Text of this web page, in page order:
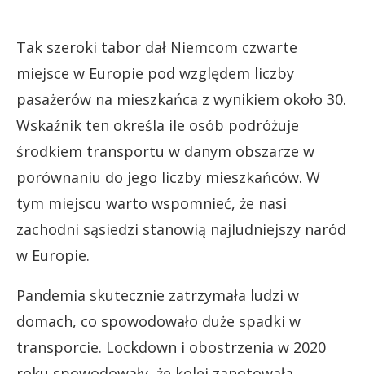
Tak szeroki tabor dał Niemcom czwarte
miejsce w Europie pod względem liczby
pasażerów na mieszkańca z wynikiem około 30.
Wskaźnik ten określa ile osób podróżuje
środkiem transportu w danym obszarze w
porównaniu do jego liczby mieszkańców. W
tym miejscu warto wspomnieć, że nasi
zachodni sąsiedzi stanowią najludniejszy naród
w Europie.
Pandemia skutecznie zatrzymała ludzi w
domach, co spowodowało duże spadki w
transporcie. Lockdown i obostrzenia w 2020